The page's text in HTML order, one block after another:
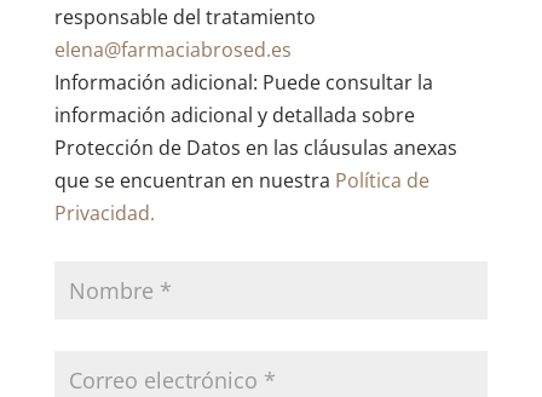
responsable del tratamiento
elena@farmaciabrosed.es
Información adicional: Puede consultar la
información adicional y detallada sobre
Protección de Datos en las cláusulas anexas
que se encuentran en nuestra Política de
Privacidad.